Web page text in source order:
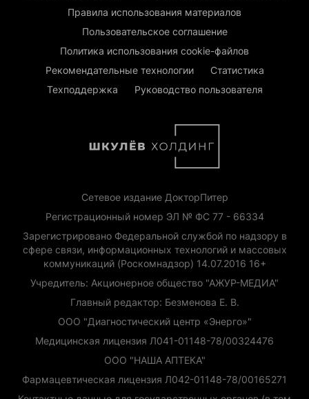
Правила использования материалов
Пользовательское соглашение
Политика использования cookie-файлов
Рекомендательные технологии
Статистика
Техподдержка
Руководство пользователя
Сетевое издание ДокторПитер
Регистрационный номер ЭЛ № ФС 77 - 66334
Зарегистрировано Федеральной службой по надзору в
сфере связи, информационных технологий и массовых
коммуникаций (Роскомнадзор) 14.07.2016 16+
Учредитель: Акционерное общество "АЖУР-МЕДИА"
Главный редактор: Безменова Е. В.
ООО "Диагностический центр «Энерго»"
Медицинская лицензия Л041-01148-78/00324476
ООО "НАША АПТЕКА"
Фармацевтическая лицензия Л042-01148-78/00165271